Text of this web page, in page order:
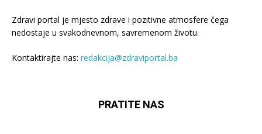
Zdravi portal je mjesto zdrave i pozitivne atmosfere čega
nedostaje u svakodnevnom, savremenom životu.
Kontaktirajte nas: redakcija@zdraviportal.ba
PRATITE NAS